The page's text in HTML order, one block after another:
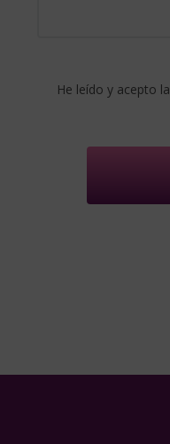
He leído y acepto la